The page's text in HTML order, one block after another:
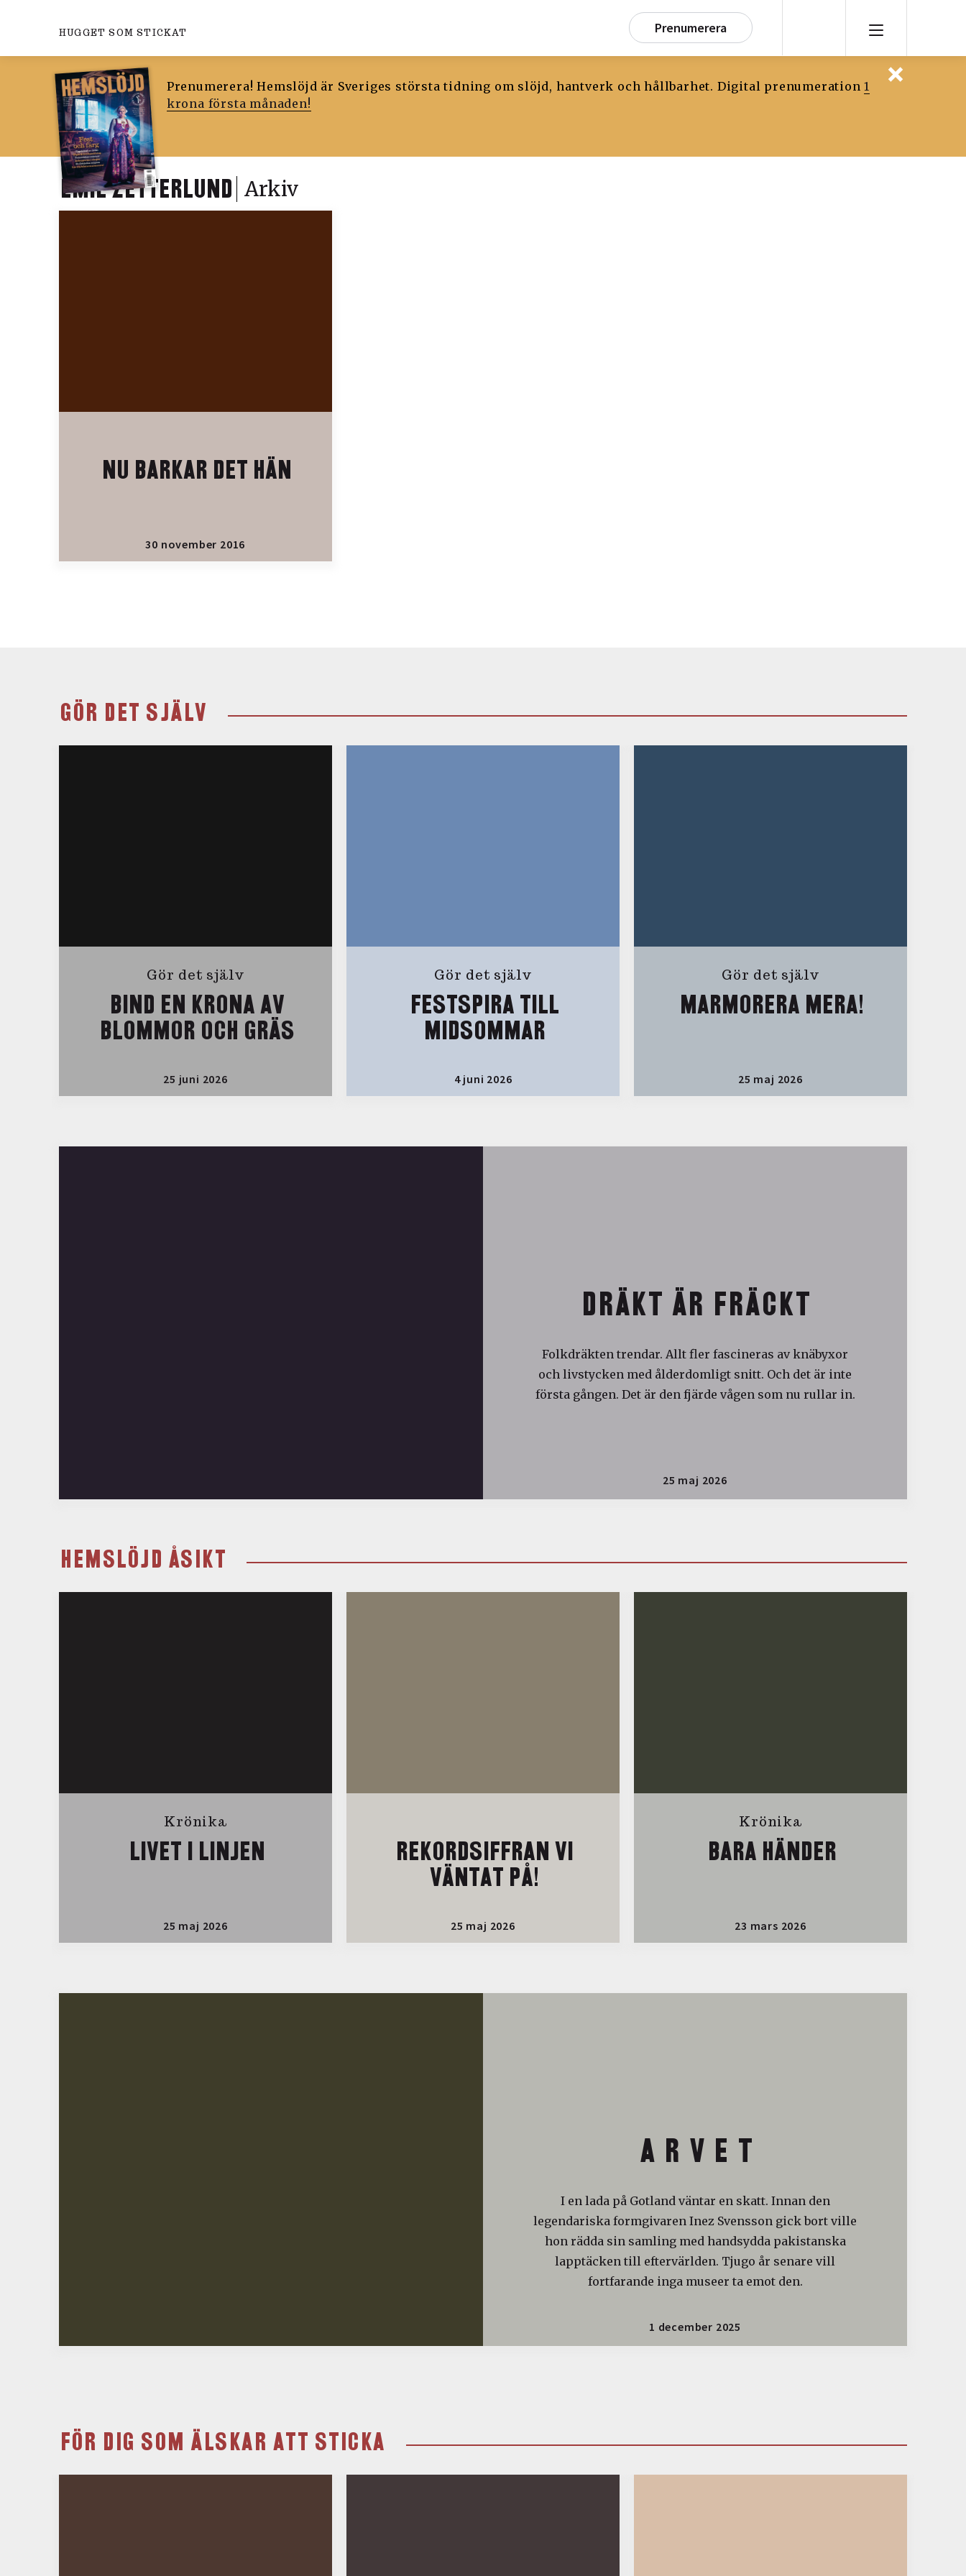
HUGGET SOM STICKAT Prenumerera
Prenumerera! Hemslöjd är Sveriges största tidning om slöjd, hantverk och hållbarhet. Digital prenumeration1
krona första månaden!
EMIL ZETTERLUND Arkiv
NU BARKAR DET HÄN
30 november 2016
GÖR DET SJÄLV
Gör det själv
BIND EN KRONA AV
BLOMMOR OCH GRÄS
25 juni 2026
Gör det själv
FESTSPIRA TILL
MIDSOMMAR
4 juni 2026
Gör det själv
MARMORERA MERA!
25 maj 2026
DRÄKT ÄR FRÄCKT
Folkdräkten trendar. Allt fler fascineras av knäbyxor
och livstycken med ålderdomligt snitt. Och det är inte
första gången. Det är den fjärde vågen som nu rullar in.
25 maj 2026
HEMSLÖJD ÅSIKT
Krönika
LIVET I LINJEN
25 maj 2026
REKORDSIFFRAN VI
VÄNTAT PÅ!
25 maj 2026
Krönika
BARA HÄNDER
23 mars 2026
A R V E T
I en lada på Gotland väntar en skatt. Innan den
legendariska formgivaren Inez Svensson gick bort ville
hon rädda sin samling med handsydda pakistanska
lapptäcken till eftervärlden. Tjugo år senare vill
fortfarande inga museer ta emot den.
1 december 2025
FÖR DIG SOM ÄLSKAR ATT STICKA